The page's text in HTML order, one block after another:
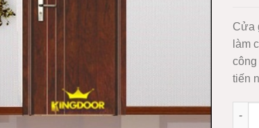
Cửa
làm
tiến
Cửa